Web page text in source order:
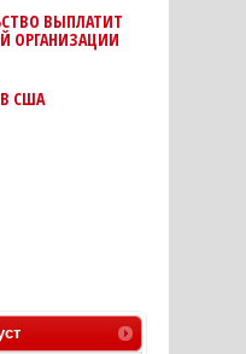
ВЫПЛАТИТ
ОРГАНИЗАЦИИ
США